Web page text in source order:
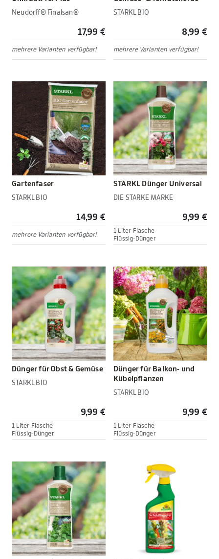
Neudorff® Finalsan®
17,99 €
mehrere Varianten verfügbar!
STARKL BIO
8,99 €
mehrere Varianten verfügbar!
Gartenfaser
STARKL BIO
14,99 €
mehrere Varianten verfügbar!
STARKL Dünger Universal
DIE STARKE MARKE
9,99 €
1 Liter Flasche
Flüssig-Dünger
Dünger für Obst & Gemüse
STARKL BIO
9,99 €
1 Liter Flasche
Flüssig-Dünger
Dünger für Balkon- und
Kübelpflanzen
STARKL BIO
9,99 €
1 Liter Flasche
Flüssig-Dünger